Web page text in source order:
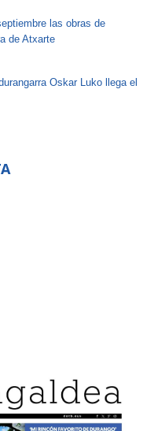
las obras de
de Atxarte
Oskar Luko llega el